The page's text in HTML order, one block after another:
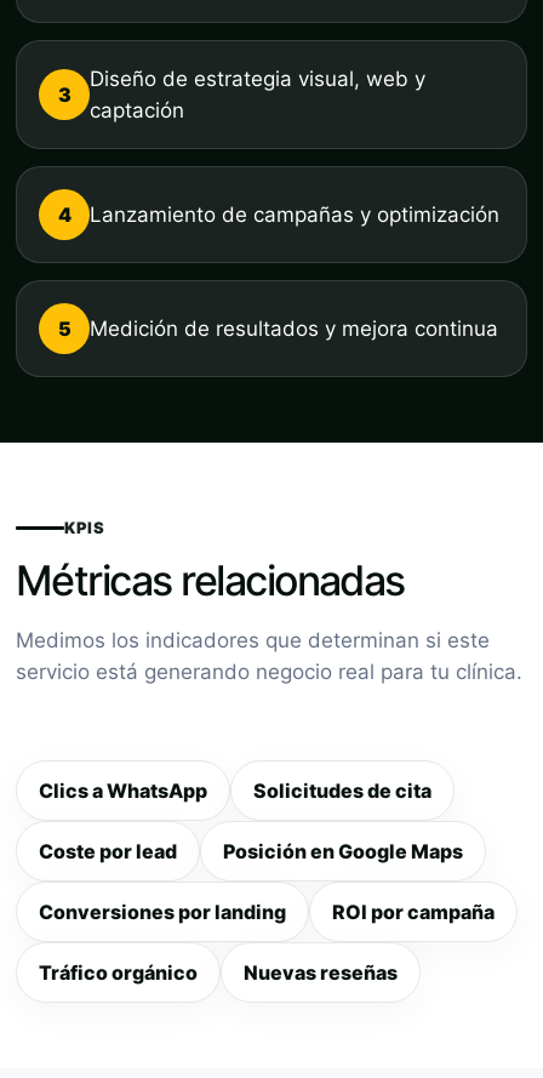
3
Diseño de estrategia visual, web y
captación
4 Lanzamiento de campañas y optimización
5 Medición de resultados y mejora continua
KPIS
Métricas relacionadas
Medimos los indicadores que determinan si este
servicio está generando negocio real para tu clínica.
Clics a WhatsApp Solicitudes de cita
Coste por lead Posición en Google Maps
Conversiones por landing ROI por campaña
Tráfico orgánico Nuevas reseñas